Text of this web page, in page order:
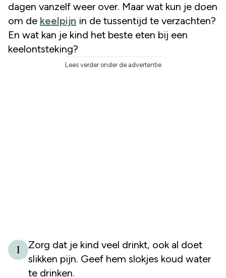
dagen vanzelf weer over. Maar wat kun je doen
om de keelpijn in de tussentijd te verzachten?
En wat kan je kind het beste eten bij een
keelontsteking?
Lees verder onder de advertentie
1
Zorg dat je kind veel drinkt, ook al doet
slikken pijn. Geef hem slokjes koud water
te drinken.